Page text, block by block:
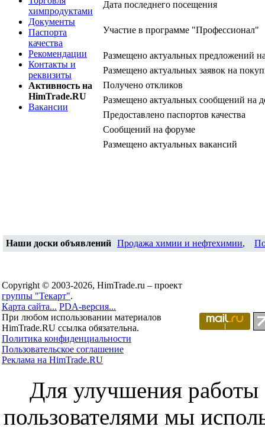
химпродуктами
Документы
Паспорта
качества
Рекомендации
Контакты и
реквизиты
Активность на
HimTrade.RU
Вакансии
Дата последнего посещения
Участие в программе "Профессионал"
Размещено актуальных предложений
Размещено актуальных заявок на
Получено откликов
Размещено актуальных сообщений на
Предоставлено паспортов качества
Сообщений на форуме
Размещено актуальных вакансий
Наши доски объявлений Продажа химии и нефтехимии,
Copyright © 2003-2026, HimTrade.ru – проект
группы "Текарт".
Карта сайта... PDA-версия...
При любом использовании материалов
HimTrade.RU ссылка обязательна.
Политика конфиденциальности
Пользовательское соглашение
Реклама на HimTrade.RU
Для улучшения работы
пользователями мы